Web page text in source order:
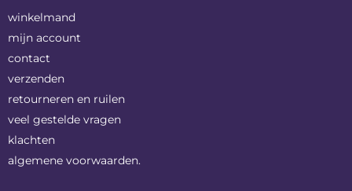
winkelmand
mijn account
contact
verzenden
retourneren en ruilen
veel gestelde vragen
klachten
algemene voorwaarden.